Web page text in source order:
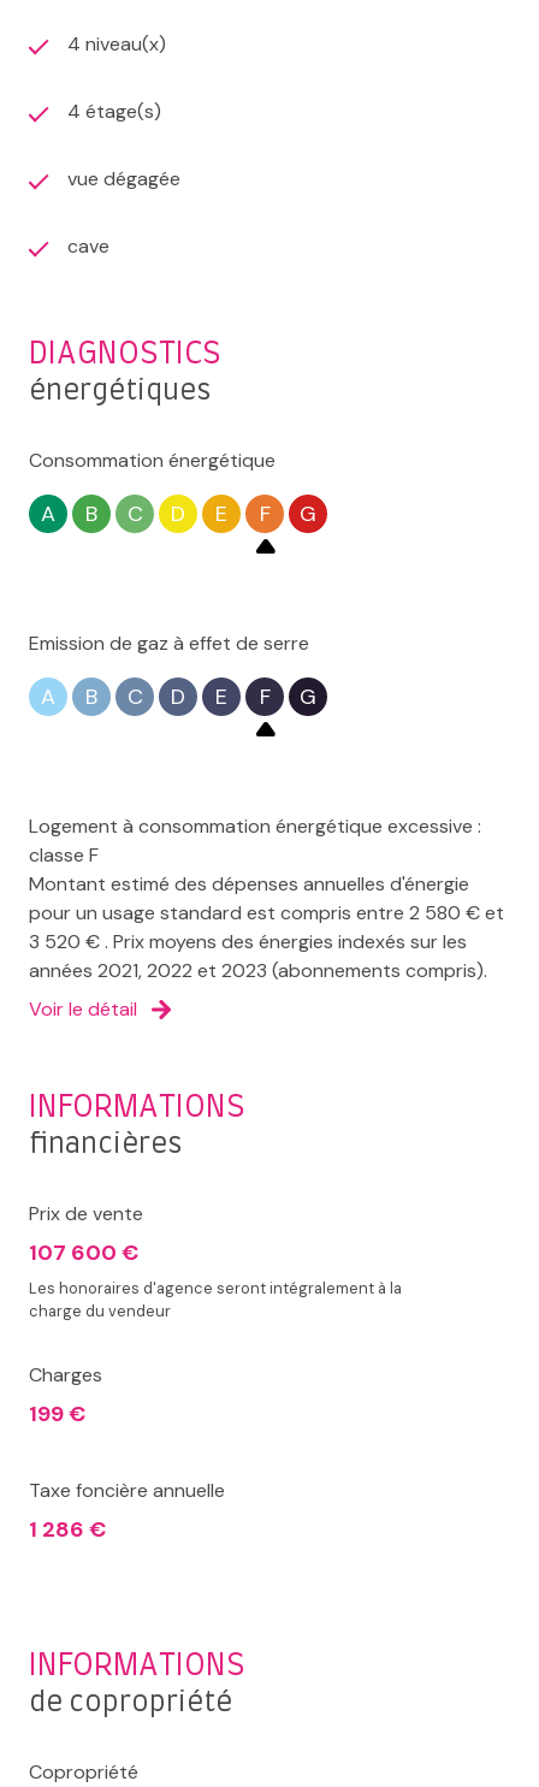
4 niveau(x)
4 étage(s)
vue dégagée
cave
DIAGNOSTICS
énergétiques
Consommation énergétique
A B C D E F G
Emission de gaz à effet de serre
A B C D E F G
Logement à consommation énergétique excessive :
classe F
Montant estimé des dépenses annuelles d'énergie
pour un usage standard est compris entre 2 580 € et
3 520 € . Prix moyens des énergies indexés sur les
années 2021, 2022 et 2023 (abonnements compris).
Voir le détail
INFORMATIONS
financières
Prix de vente
107 600 €
Les honoraires d'agence seront intégralement à la
charge du vendeur
Charges
199 €
Taxe foncière annuelle
1 286 €
INFORMATIONS
de copropriété
Copropriété